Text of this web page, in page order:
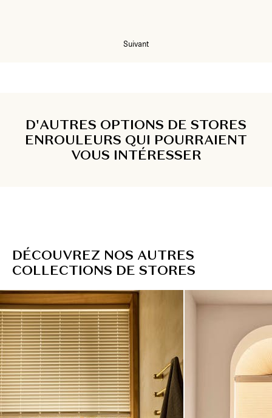
Suivant
D'AUTRES OPTIONS DE STORES
ENROULEURS QUI POURRAIENT
VOUS INTÉRESSER
DÉCOUVREZ NOS AUTRES
COLLECTIONS DE STORES